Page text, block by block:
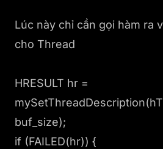
Lúc này chỉ cần gọi hàm ra
cho Thread
HRESULT hr =
buf_size);
if (FAILED(hr)) {